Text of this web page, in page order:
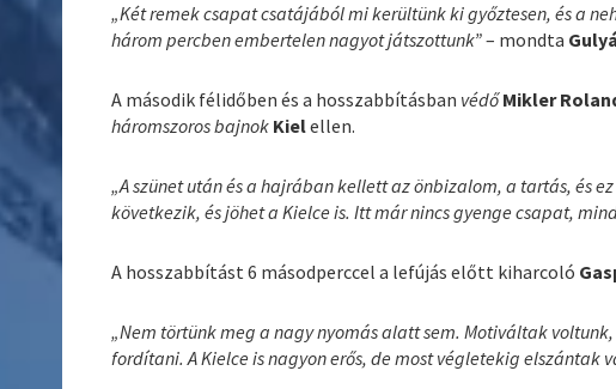
„Két remek csapat csatájából mi kerültünk ki győztesen, és a
három percben embertelen nagyot játszottunk”– mondta
A második félidőben és a hosszabbításban védőMikler
háromszoros bajnok Kielellen.
„A szünet után és a hajrában kellett az önbizalom, a tartás, és
következik, és jöhet a Kielce is. Itt már nincs gyenge csapat,
A hosszabbítást 6 másodperccel a lefújás előtt kiharcoló
„Nem törtünk meg a nagy nyomás alatt sem. Motiváltak
fordítani. A Kielce is nagyon erős, de most végletekig elszántak